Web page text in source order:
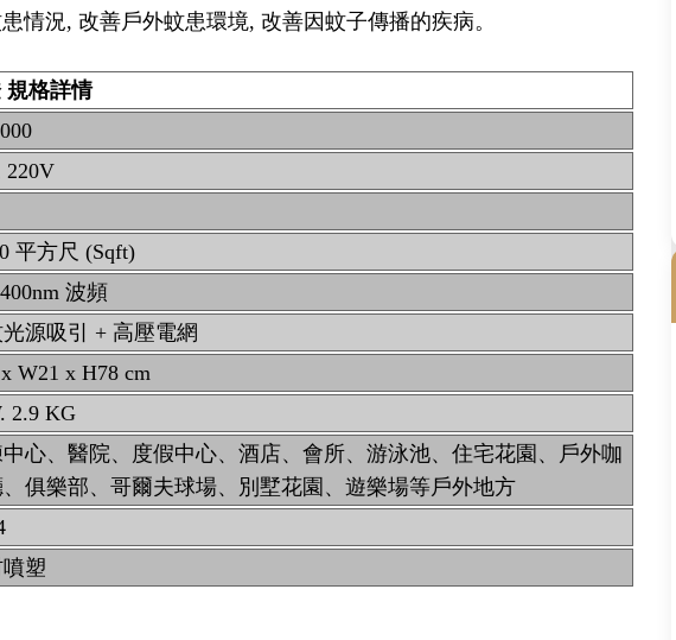
情況, 改善戶外蚊患環境, 改善因蚊子傳播的疾病。
規格詳情
220V
平方尺 (Sqft)
波頻
源吸引 + 高壓電網
W21 x H78 cm
2.9 KG
心、醫院、度假中心、酒店、會所、游泳池、住宅花園、戶外咖
俱樂部、哥爾夫球場、別墅花園、遊樂場等戶外地方
塑